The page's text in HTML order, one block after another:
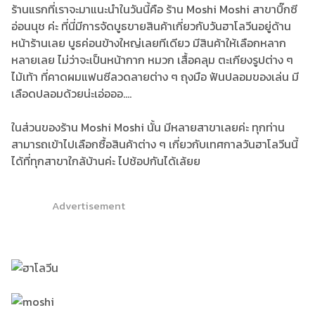
ร้านแรกที่เราจะมาแนะนำในวันนี้คือ ร้าน Moshi Moshi สาขาบิ๊กซี
อ่อนนุช ค่ะ ที่นี่มีการจัดบูธขายสินค้าเกี่ยวกับวันฮาโลวีนอยู่ด้าน
หน้าร้านเลย บูธค่อนข้างใหญ่เลยทีเดียว มีสินค้าให้เลือกหลาก
หลายเลย ไม่ว่าจะเป็นหน้ากาก หมวก เสื้อคลุม ตะเกียงรูปต่าง ๆ
ไม้เท้า ที่คาดผมแฟนซีลวดลายต่าง ๆ ถุงมือ ฟันปลอมของเล่น มี
เลือดปลอมด้วยน่ะเอ่อออ....
ในส่วนของร้าน Moshi Moshi นั้น มีหลายสาขาเลยค่ะ ทุกท่าน
สามารถเข้าไปเลือกซื้อสินค้าต่าง ๆ เกี่ยวกับเทศกาลวันฮาโลวีนนี้
ได้ที่ทุกสาขาใกล้บ้านค่ะ ไปช้อปกันได้เล้ยย
Advertisement